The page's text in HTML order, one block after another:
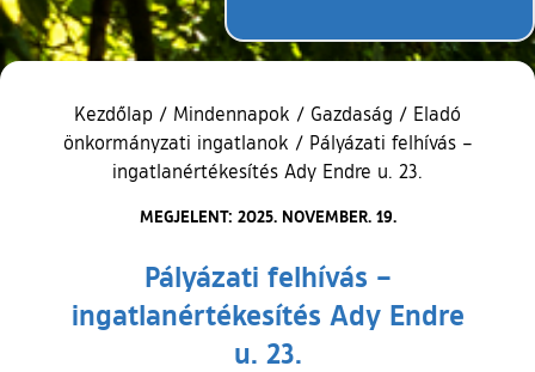
Kezdőlap / Mindennapok / Gazdaság / Eladó
önkormányzati ingatlanok / Pályázati felhívás –
ingatlanértékesítés Ady Endre u. 23.
MEGJELENT: 2025. NOVEMBER. 19.
Pályázati felhívás –
ingatlanértékesítés Ady Endre
u. 23.